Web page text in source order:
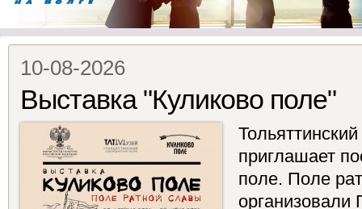
10-08-2026
Выставка "Куликово поле"
приглашает
поле. Поле
организовали